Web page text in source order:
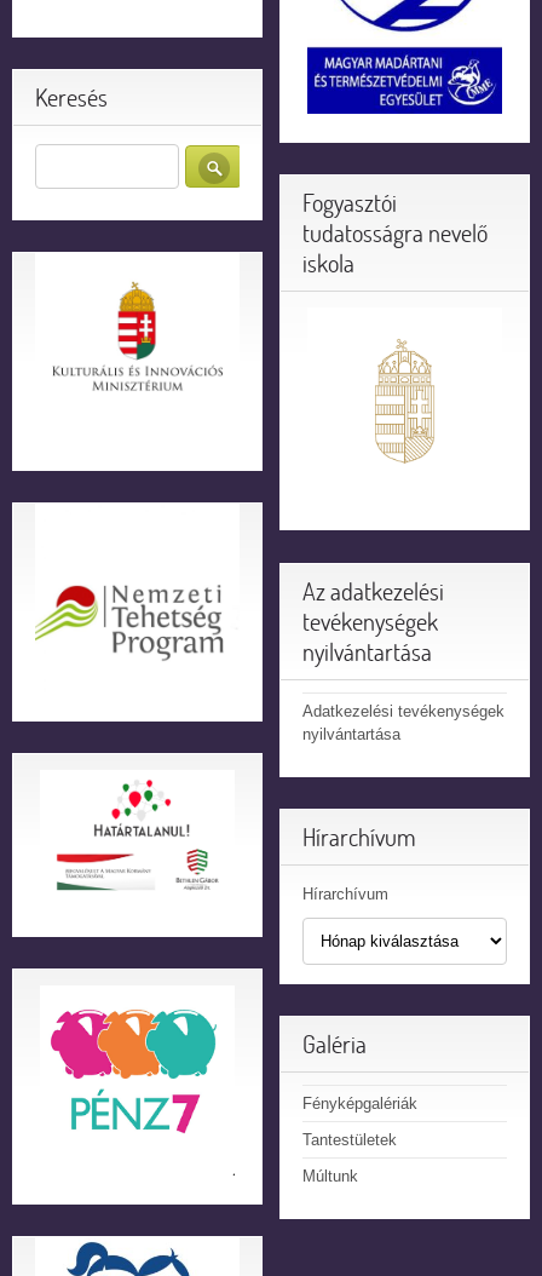
Keresés
Fogyasztói
tudatosságra nevelő
iskola
Az adatkezelési
tevékenységek
nyilvántartása
Adatkezelési tevékenységek
nyilvántartása
Hírarchívum
Hírarchívum
Galéria
Fényképgalériák
Tantestületek
Múltunk